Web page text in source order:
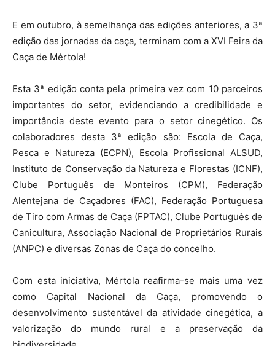
E em outubro, à semelhança das edições anteriores, a 3ª
edição das jornadas da caça, terminam com a XVI Feira da
Caça de Mértola!
Esta 3ª edição conta pela primeira vez com 10 parceiros
importantes do setor, evidenciando a credibilidade e
importância deste evento para o setor cinegético. Os
colaboradores desta 3ª edição são: Escola de Caça,
Pesca e Natureza (ECPN), Escola Profissional ALSUD,
Instituto de Conservação da Natureza e Florestas (ICNF),
Clube Português de Monteiros (CPM), Federação
Alentejana de Caçadores (FAC), Federação Portuguesa
de Tiro com Armas de Caça (FPTAC), Clube Português de
Canicultura, Associação Nacional de Proprietários Rurais
(ANPC) e diversas Zonas de Caça do concelho.
Com esta iniciativa, Mértola reafirma-se mais uma vez
como Capital Nacional da Caça, promovendo o
desenvolvimento sustentável da atividade cinegética, a
valorização do mundo rural e a preservação da